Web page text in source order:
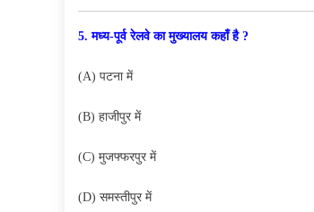
5. मध्य-पूर्व रेलवे का मुख्यालय कहाँ है ?
(A) पटना में
(B) हाजीपुर में
(C) मुजफ्फरपुर में
(D) समस्तीपुर में